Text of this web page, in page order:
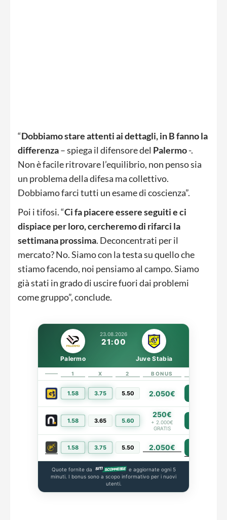
“Dobbiamo stare attenti ai dettagli, in B fanno la
differenza– spiega il difensore del Palermo-.
Non è facile ritrovare l’equilibrio, non penso sia
un problema della difesa ma collettivo.
Dobbiamo farci tutti un esame di coscienza”.
Poi i tifosi. “Ci fa piacere essere seguiti e ci
dispiace per loro, cercheremo di rifarci la
settimana prossima. Deconcentrati per il
mercato? No. Siamo con la testa su quello che
stiamo facendo, noi pensiamo al campo. Siamo
già stati in grado di uscire fuori dai problemi
come gruppo”, conclude.
23.08.2026
21:00
Palermo Juve Stabia
1 X 2 BONUS
1.58 3.75 5.50 2.050€
1.58 3.65 5.60
250€
+ 2.000€
GRATIS
1.58 3.75 5.50 2.050€
Quote fornite da
e aggiornate ogni 5
minuti. I bonus sono a scopo informativo per i nuovi
utenti.